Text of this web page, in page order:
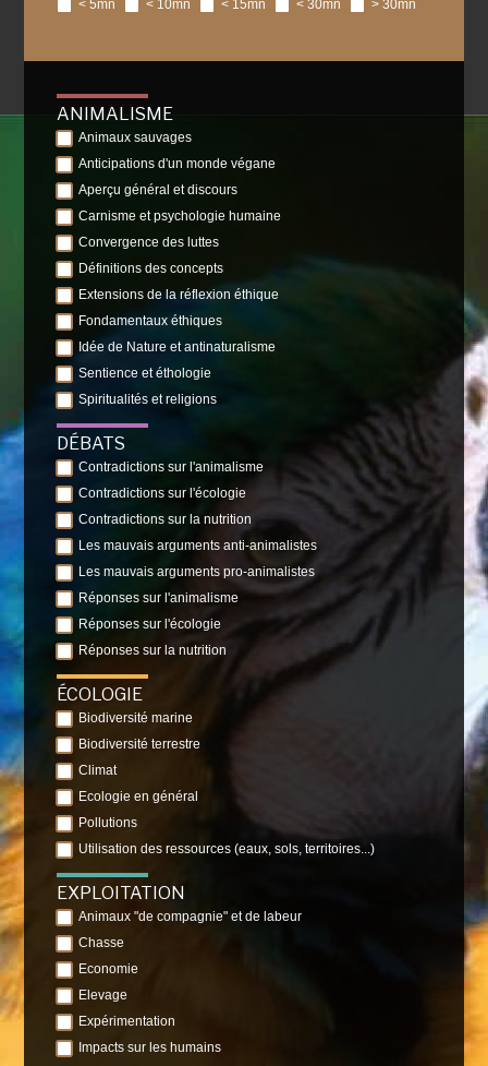
< 5mn < 10mn < 15mn < 30mn > 30mn
ANIMALISME
Animaux sauvages
Anticipations d'un monde végane
Aperçu général et discours
Carnisme et psychologie humaine
Convergence des luttes
Définitions des concepts
Extensions de la réflexion éthique
Fondamentaux éthiques
Idée de Nature et antinaturalisme
Sentience et éthologie
Spiritualités et religions
DÉBATS
Contradictions sur l'animalisme
Contradictions sur l'écologie
Contradictions sur la nutrition
Les mauvais arguments anti-animalistes
Les mauvais arguments pro-animalistes
Réponses sur l'animalisme
Réponses sur l'écologie
Réponses sur la nutrition
ÉCOLOGIE
Biodiversité marine
Biodiversité terrestre
Climat
Ecologie en général
Pollutions
Utilisation des ressources (eaux, sols, territoires...)
EXPLOITATION
Animaux "de compagnie" et de labeur
Chasse
Economie
Elevage
Expérimentation
Impacts sur les humains